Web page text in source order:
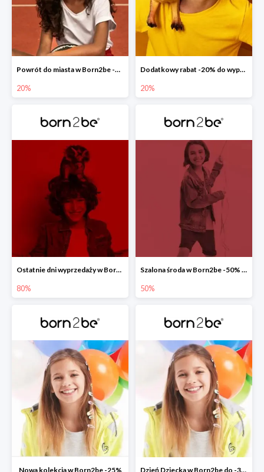
Powrót do miasta w Born2be -20% na całą kolekcję
20%
Dodatkowy rabat -20% do wyprzedaży w Born2be
20%
Ostatnie dni wyprzedaży w Born2be do -80%
80%
Szalona środa w Born2be -50% na co drugi produkt
50%
Nowa kolekcja w Born2be -25% Dzień Dziecka w Born2be do -30%